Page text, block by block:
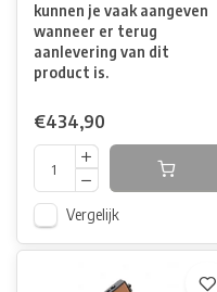
kunnen je vaak aangeven
wanneer er terug
aanlevering van dit
product is.
€434,90
Vergelijk